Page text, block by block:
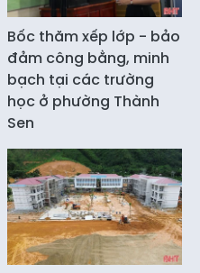
Bốc thăm xếp lớp - bảo
đảm công bằng, minh
bạch tại các trường
học ở phường Thành
Sen